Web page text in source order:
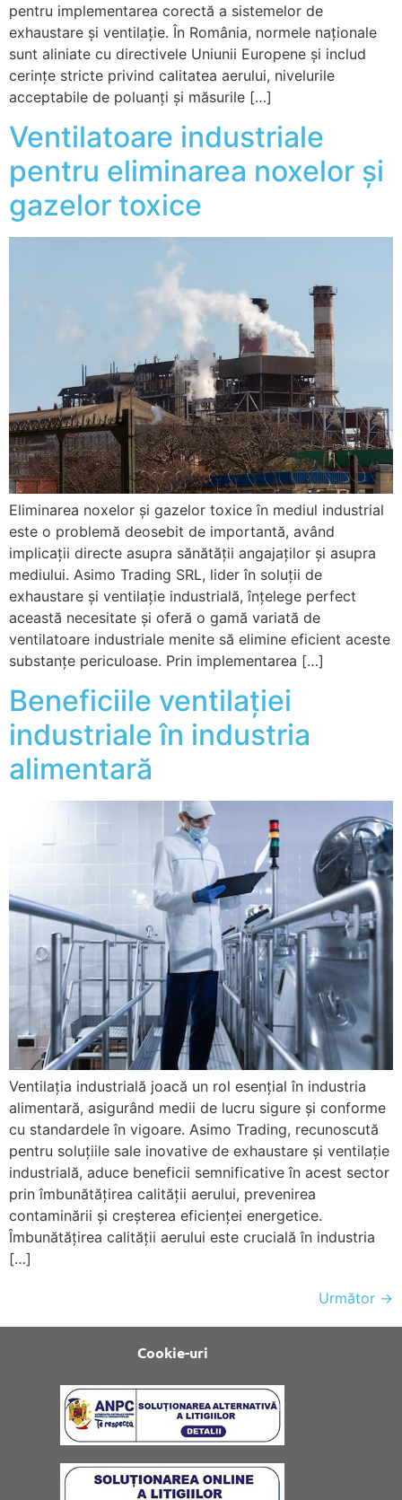
pentru implementarea corectă a sistemelor de
exhaustare și ventilație. În România, normele naționale
sunt aliniate cu directivele Uniunii Europene și includ
cerințe stricte privind calitatea aerului, nivelurile
acceptabile de poluanți și măsurile […]
Ventilatoare industriale
pentru eliminarea noxelor și
gazelor toxice
Eliminarea noxelor și gazelor toxice în mediul industrial
este o problemă deosebit de importantă, având
implicații directe asupra sănătății angajaților și asupra
mediului. Asimo Trading SRL, lider în soluții de
exhaustare și ventilație industrială, înțelege perfect
această necesitate și oferă o gamă variată de
ventilatoare industriale menite să elimine eficient aceste
substanțe periculoase. Prin implementarea […]
Beneficiile ventilației
industriale în industria
alimentară
Ventilația industrială joacă un rol esențial în industria
alimentară, asigurând medii de lucru sigure și conforme
cu standardele în vigoare. Asimo Trading, recunoscută
pentru soluțiile sale inovative de exhaustare și ventilație
industrială, aduce beneficii semnificative în acest sector
prin îmbunătățirea calității aerului, prevenirea
contaminării și creșterea eficienței energetice.
Îmbunătățirea calității aerului este crucială în industria
[…]
Următor →
Cookie-uri